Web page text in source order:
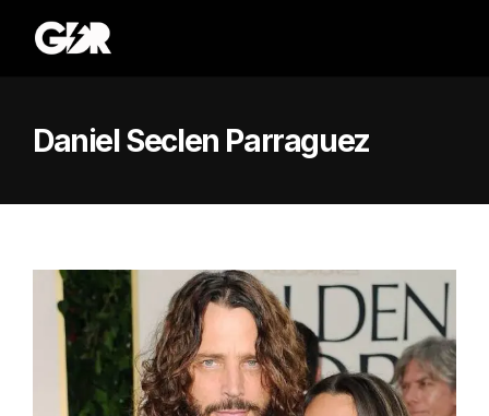
Daniel Seclen Parraguez